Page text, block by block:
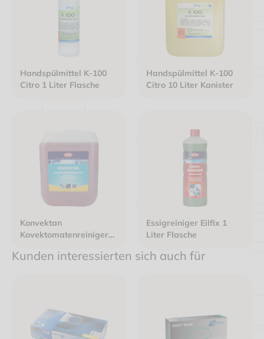
Handspülmittel K-100
Citro 1 Liter Flasche
Handspülmittel K-100
Citro 10 Liter Kanister
Konvektan
Kovektomatenreiniger
kg Kanister - UN-
Essigreiniger Eilfix 1
Liter Flasche
Kunden interessierten sich auch für